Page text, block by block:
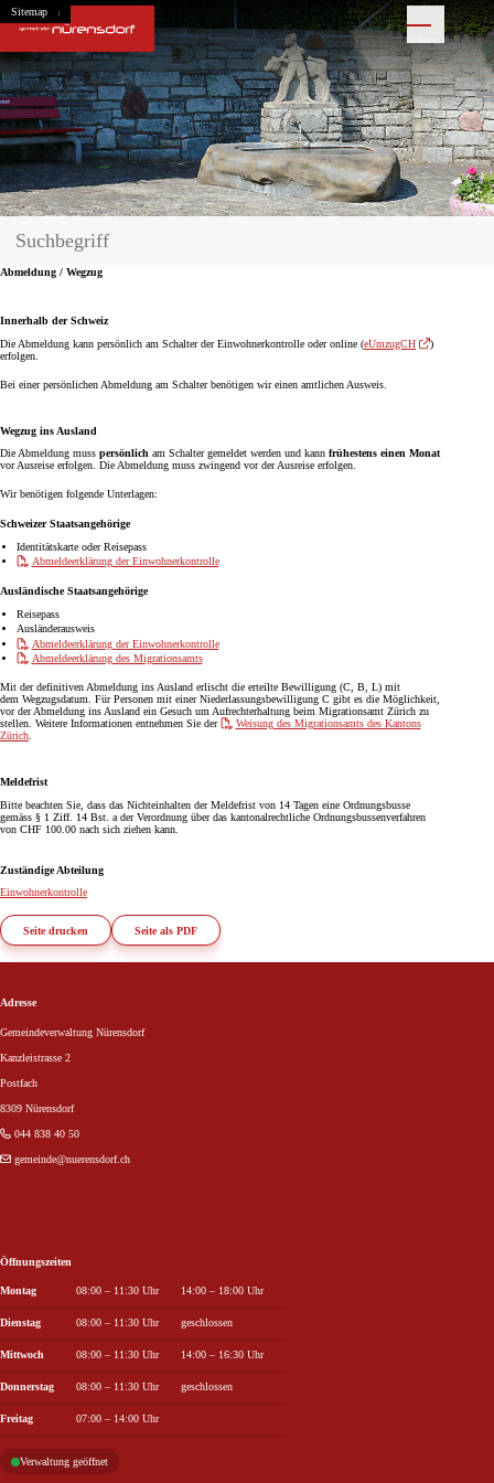
Navigieren in Nürensdorf
Schnellnavigation
Home
Navigation
Inhalt
Suche
Sitemap Hauptnavigation
Abmeldung / Wegzug
Innerhalb der Schweiz
Die Abmeldung kann persönlich am Schalter der Einwohnerkontrolle oder online (eUmzugCH
)
erfolgen.
Bei einer persönlichen Abmeldung am Schalter benötigen wir einen amtlichen Ausweis.
Wegzug ins Ausland
Die Abmeldung muss persönlich am Schalter gemeldet werden und kann frühestens einen Monat
vor Ausreise erfolgen. Die Abmeldung muss zwingend vor der Ausreise erfolgen.
Wir benötigen folgende Unterlagen:
Schweizer Staatsangehörige
Identitätskarte oder Reisepass
Abmeldeerklärung der Einwohnerkontrolle
Ausländische Staatsangehörige
Reisepass
Ausländerausweis
Abmeldeerklärung der Einwohnerkontrolle
Abmeldeerklärung des Migrationsamts
Mit der definitiven Abmeldung ins Ausland erlischt die erteilte Bewilligung (C, B, L) mit
dem Wegzugsdatum. Für Personen mit einer Niederlassungsbewilligung C gibt es die Möglichkeit,
vor der Abmeldung ins Ausland ein Gesuch um Aufrechterhaltung beim Migrationsamt Zürich zu
stellen. Weitere Informationen entnehmen Sie der
Weisung des Migrationsamts des Kantons
Zürich
Meldefrist
Bitte beachten Sie, dass das Nichteinhalten der Meldefrist von 14 Tagen eine Ordnungsbusse
gemäss § 1 Ziff. 14 Bst. a der Verordnung über das kantonalrechtliche Ordnungsbussenverfahren
von CHF 100.00 nach sich ziehen kann.
Zuständige Abteilung
Einwohnerkontrolle
Seite drucken Seite als PDF
Adresse
Gemeindeverwaltung Nürensdorf
Kanzleistrasse 2
Postfach
8309 Nürensdorf
044 838 40 50
gemeinde@nuerensdorf.ch
Öffnungszeiten
Wochentag Öffnungszeiten Vormittag Öffnungszeiten Nachmittag
Montag 08:00 – 11:30 Uhr 14:00 – 18:00 Uhr
Dienstag 08:00 – 11:30 Uhr geschlossen
Mittwoch 08:00 – 11:30 Uhr 14:00 – 16:30 Uhr
Donnerstag 08:00 – 11:30 Uhr geschlossen
Freitag 07:00 – 14:00 Uhr
Verwaltung geöffnet